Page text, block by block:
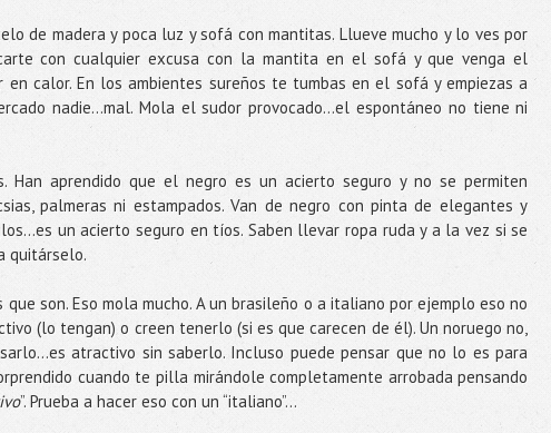
de madera y poca luz y sofá con mantitas. Llueve mucho y lo ves por
con cualquier excusa con la mantita en el sofá y que venga el
calor. En los ambientes sureños te tumbas en el sofá y empiezas a
nadie...mal. Mola el sudor provocado…el espontáneo no tiene ni
Han aprendido que el negro es un acierto seguro y no se permiten
palmeras ni estampados. Van de negro con pinta de elegantes y
un acierto seguro en tíos. Saben llevar ropa ruda y a la vez si se
quitárselo.
son. Eso mola mucho. A un brasileño o a italiano por ejemplo eso no
(lo tengan) o creen tenerlo (si es que carecen de él). Un noruego no,
atractivo sin saberlo. Incluso puede pensar que no lo es para
cuando te pilla mirándole completamente arrobada pensando
”. Prueba a hacer eso con un “italiano”…